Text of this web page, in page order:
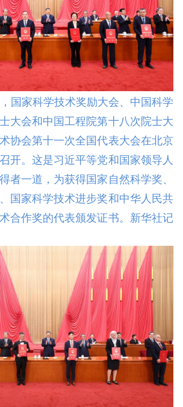
国家科学技术奖励大会、中国科学
大会和中国工程院第十八次院士大
协会第十一次全国代表大会在北京
开。这是习近平等党和国家领导人
者一道，为获得国家自然科学奖、
国家科学技术进步奖和中华人民共
合作奖的代表颁发证书。新华社记